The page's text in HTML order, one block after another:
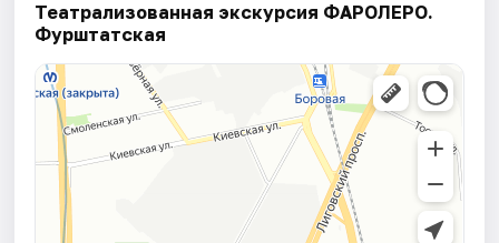
Театрализованная экскурсия ФАРОЛЕРО.
Фурштатская